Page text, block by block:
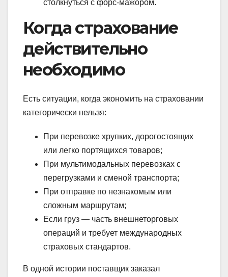
столкнуться с форс-мажором.
Когда страхование
действительно
необходимо
Есть ситуации, когда экономить на страховании
категорически нельзя:
При перевозке хрупких, дорогостоящих
или легко портящихся товаров;
При мультимодальных перевозках с
перегрузками и сменой транспорта;
При отправке по незнакомым или
сложным маршрутам;
Если груз — часть внешнеторговых
операций и требует международных
страховых стандартов.
В одной истории поставщик заказал